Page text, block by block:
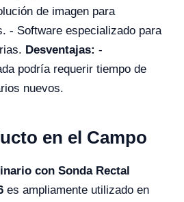
de imagen para
- Software especializado para
Desventajas: -
podría requerir tiempo de
nuevos.
en el Campo
con Sonda Rectal
es ampliamente utilizado en